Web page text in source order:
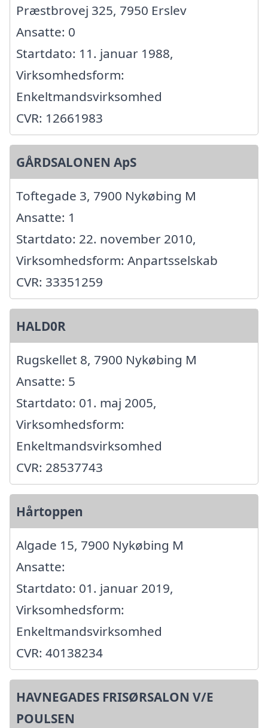
Præstbrovej 325, 7950 Erslev
Ansatte: 0
Startdato: 11. januar 1988,
Virksomhedsform:
Enkeltmandsvirksomhed
CVR: 12661983
GÅRDSALONEN ApS
Toftegade 3, 7900 Nykøbing M
Ansatte: 1
Startdato: 22. november 2010,
Virksomhedsform: Anpartsselskab
CVR: 33351259
HALD0R
Rugskellet 8, 7900 Nykøbing M
Ansatte: 5
Startdato: 01. maj 2005,
Virksomhedsform:
Enkeltmandsvirksomhed
CVR: 28537743
Hårtoppen
Algade 15, 7900 Nykøbing M
Ansatte:
Startdato: 01. januar 2019,
Virksomhedsform:
Enkeltmandsvirksomhed
CVR: 40138234
HAVNEGADES FRISØRSALON V/E
POULSEN